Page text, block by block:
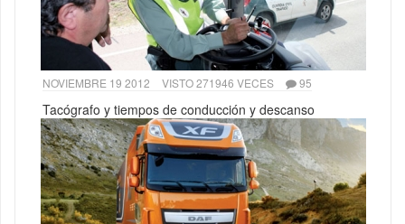
NOVIEMBRE 19 2012 VISTO 271946 VECES 95
Tacógrafo y tiempos de conducción y descanso